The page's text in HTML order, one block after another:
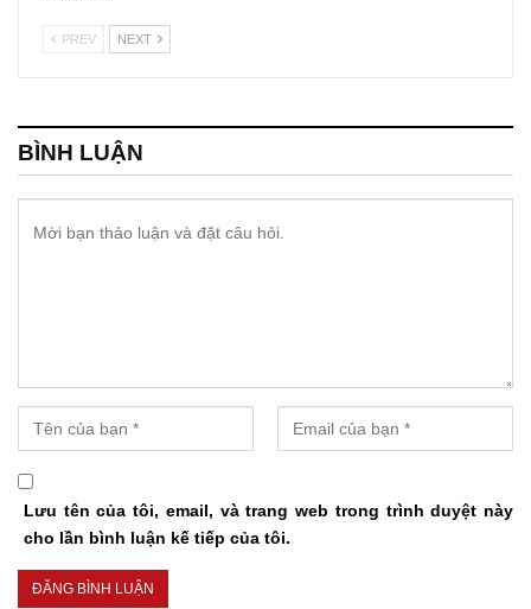
PREV NEXT
BÌNH LUẬN
Lưu tên của tôi, email, và trang web trong trình duyệt này
cho lần bình luận kế tiếp của tôi.